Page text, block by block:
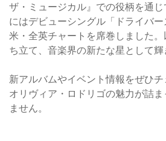
ザ・ミュージカル』での役柄を通
にはデビューシングル「ドライバ
米・全英チャートを席巻しました
ち立て、音楽界の新たな星として輝
新アルバムやイベント情報をぜひチ
オリヴィア・ロドリゴの魅力が詰
ません。